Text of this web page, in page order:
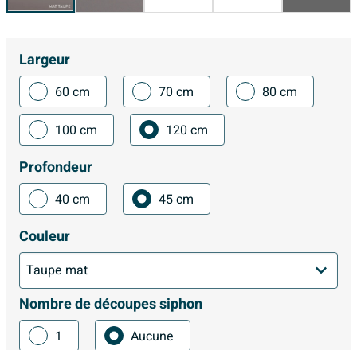
Largeur
60 cm 70 cm
80 cm
100 cm
120 cm
Profondeur
40 cm 45 cm
Couleur
Nombre de découpes siphon
1 Aucune